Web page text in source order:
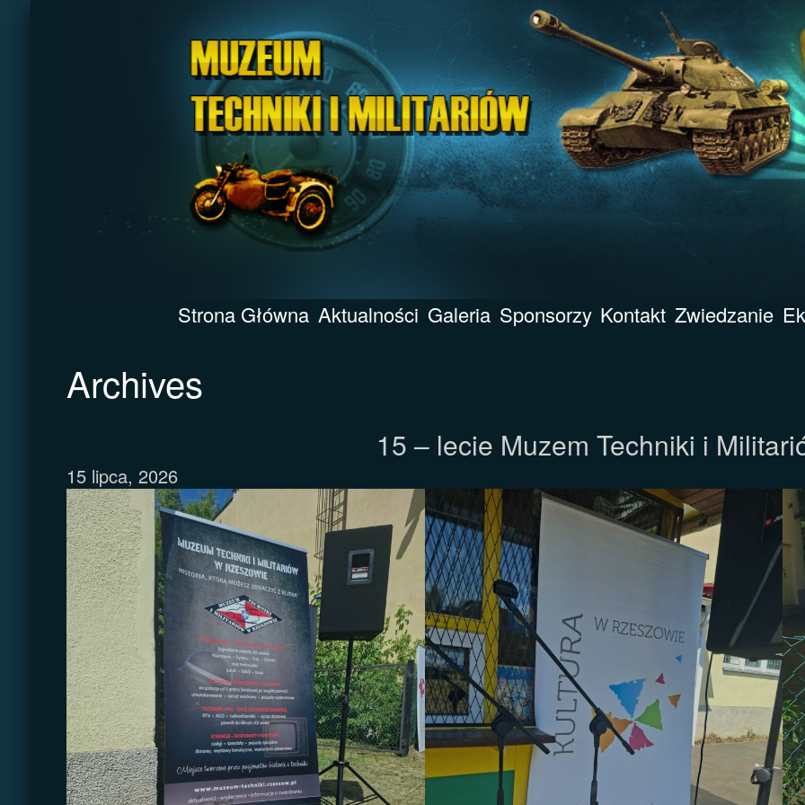
Strona Główna Aktualności Galeria Sponsorzy Kontakt Zwiedzanie
Archives
15 – lecie Muzem Techniki i
15 lipca, 2026